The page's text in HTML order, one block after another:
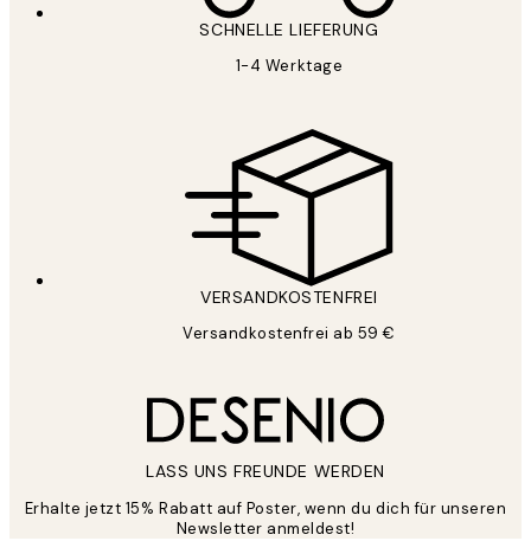
SCHNELLE LIEFERUNG
1-4 Werktage
VERSANDKOSTENFREI
Versandkostenfrei ab 59 €
LASS UNS FREUNDE WERDEN
Erhalte jetzt 15% Rabatt auf Poster, wenn du dich für unseren
Newsletter anmeldest!